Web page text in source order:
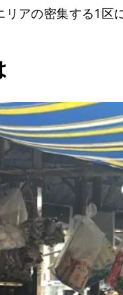
アの密集する1区